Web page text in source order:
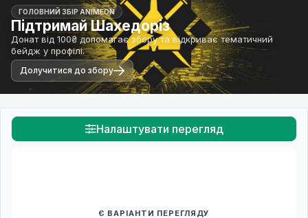
ГОЛОВНИЙ ЗБІР ANIMEON
Підтримай Шахедоріз
Донат від 100₴ допомагає збору та відкриває тематичний
бейдж у профілі.
Долучитися до збору
Налаштувати перегляд
Є ВАРІАНТИ ПЕРЕГЛЯДУ